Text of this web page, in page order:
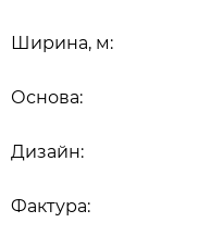
Ширина, м:
Дизайн:
Основа:
Фактура: